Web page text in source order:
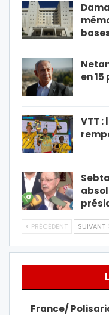
en
VTT
PRÉCÉDENT SUIVANT
France/